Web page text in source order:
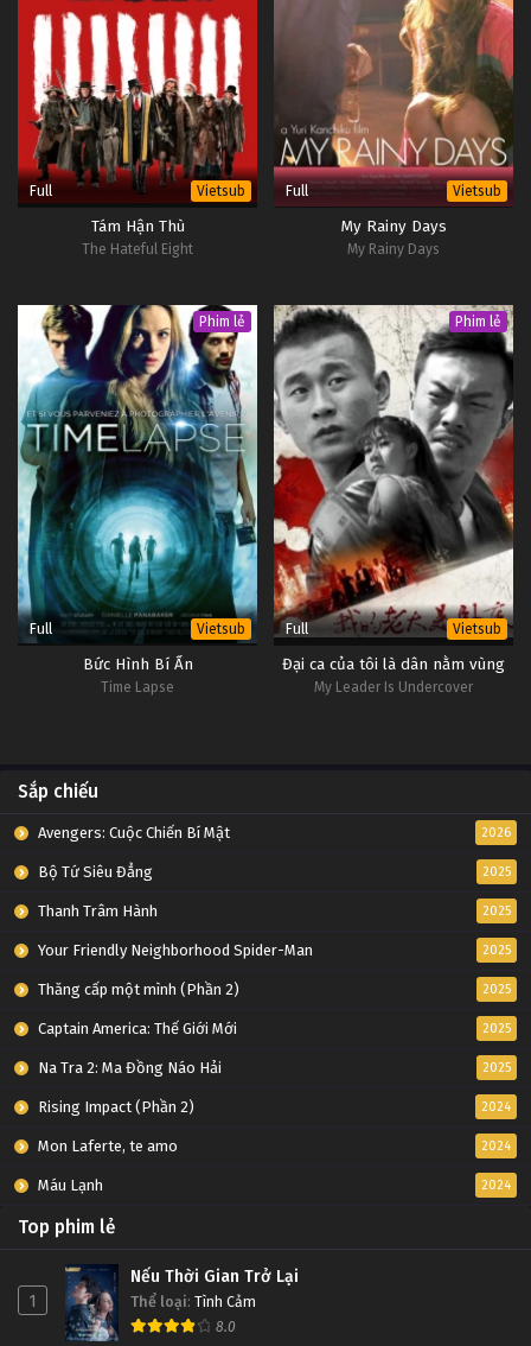
Full Vietsub
Tám Hận Thù
The Hateful Eight
Full Vietsub
My Rainy Days
My Rainy Days
Phim lẻ
Full Vietsub
Bức Hình Bí Ẩn
Time Lapse
Phim lẻ
Full Vietsub
Đại ca của tôi là dân nằm vùng
My Leader Is Undercover
Sắp chiếu
Avengers: Cuộc Chiến Bí Mật 2026
Bộ Tứ Siêu Đẳng 2025
Thanh Trâm Hành 2025
Your Friendly Neighborhood Spider-Man 2025
Thăng cấp một mình (Phần 2) 2025
Captain America: Thế Giới Mới 2025
Na Tra 2: Ma Đồng Náo Hải 2025
Rising Impact (Phần 2) 2024
Mon Laferte, te amo 2024
Máu Lạnh 2024
Top phim lẻ
1
Nếu Thời Gian Trở Lại
Thể loại: Tình Cảm
8.0